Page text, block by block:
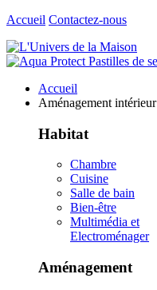
Accueil Contactez-nous
Accueil
Aménagement intérieur
Habitat
Chambre
Cuisine
Salle de bain
Bien-être
Multimédia et
Electroménager
Aménagement